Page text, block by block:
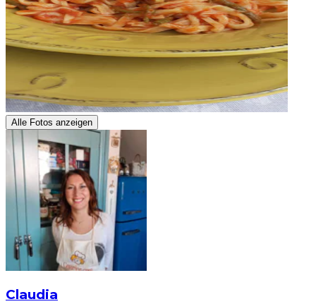
Alle Fotos anzeigen
Claudia